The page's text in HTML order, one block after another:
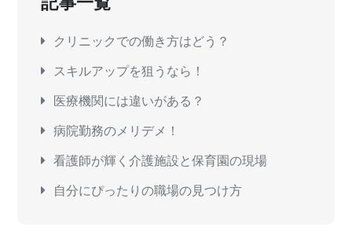
クリニックでの働き方はどう？
スキルアップを狙うなら！
医療機関には違いがある？
病院勤務のメリデメ！
看護師が輝く介護施設と保育園の現場
自分にぴったりの職場の見つけ方